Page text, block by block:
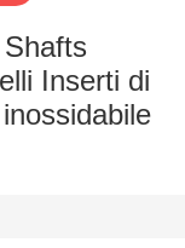
Inserti di